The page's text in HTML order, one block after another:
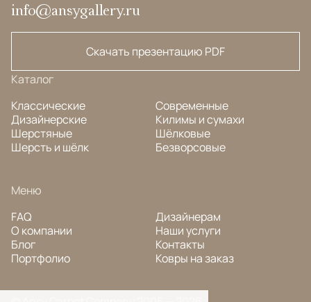
info@ansygallery.ru
Скачать презентацию PDF
Каталог
Классические
Дизайнерские
Шерстяные
Шерсть и шёлк
Современные
Килимы и сумахи
Шёлковые
Безворсовые
Меню
FAQ
О компании
Блог
Портфолио
Дизайнерам
Наши услуги
Контакты
Ковры на заказ